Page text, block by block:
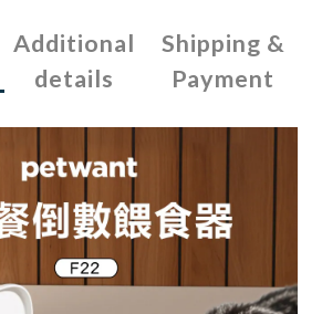
Additional
details
Shipping &
Payment